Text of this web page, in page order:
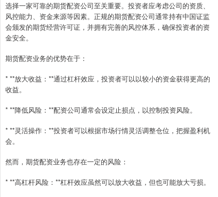
选择一家可靠的期货配资公司至关重要。投资者应考虑公司的资质、
风控能力、资金来源等因素。正规的期货配资公司通常持有中国证监
会颁发的期货经营许可证，并拥有完善的风控体系，确保投资者的资
金安全。
期货配资业务的优势在于：
* **放大收益：**通过杠杆效应，投资者可以以较小的资金获得更高的
收益。
* **降低风险：**配资公司通常会设定止损点，以控制投资风险。
* **灵活操作：**投资者可以根据市场行情灵活调整仓位，把握盈利机
会。
然而，期货配资业务也存在一定的风险：
* **高杠杆风险：**杠杆效应虽然可以放大收益，但也可能放大亏损。